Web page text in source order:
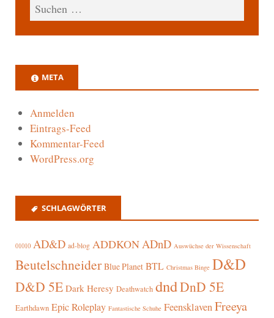
META
Anmelden
Eintrags-Feed
Kommentar-Feed
WordPress.org
SCHLAGWÖRTER
01010 AD&D ad-blog ADDKONADnD Auswüchse der Wissenschaft
Beutelschneider Blue Planet BTL Christmas Binge D&D
D&D 5E Dark Heresy Deathwatch dndDnD 5E
Earthdawn Epic Roleplay Fantastische Schuhe FeensklavenFreeya